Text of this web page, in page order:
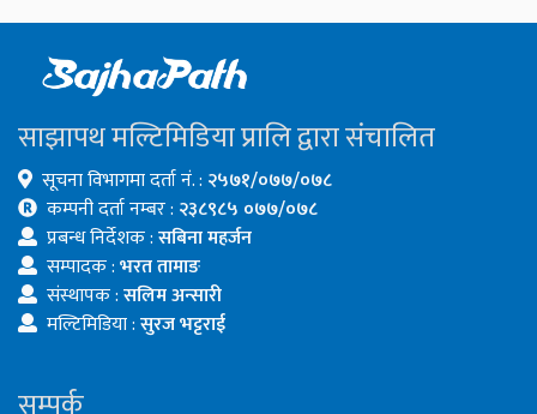
साझापथ मल्टिमिडिया प्रालि द्वारा संचालित
सूचना विभागमा दर्ता नं. : २५७१/०७७/०७८
कम्पनी दर्ता नम्बर : २३८९८५ ०७७/०७८
प्रबन्ध निर्देशक :सबिना महर्जन
सम्पादक :भरत तामाङ
संस्थापक :सलिम अन्सारी
मल्टिमिडिया :सुरज भट्टराई